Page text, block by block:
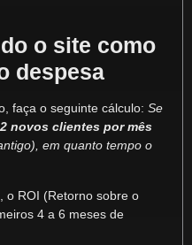
o site como
despesa
faça o seguinte cálculo: Se
2 novos clientes por mês
em quanto tempo o
o ROI (Retorno sobre o
4 a 6 meses de